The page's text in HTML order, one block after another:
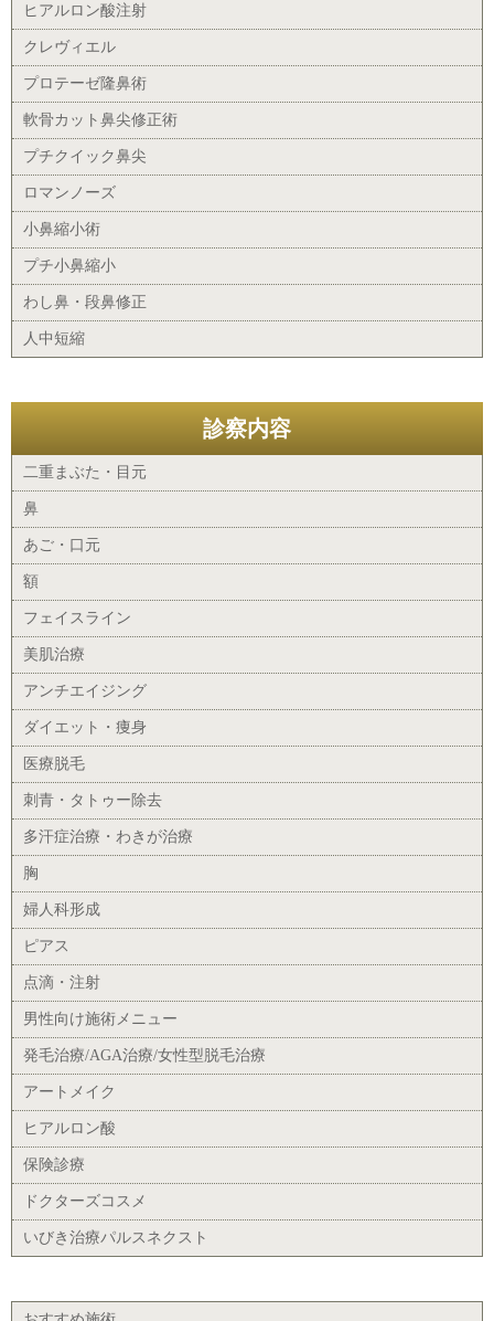
ヒアルロン酸注射
クレヴィエル
プロテーゼ隆鼻術
軟骨カット鼻尖修正術
プチクイック鼻尖
ロマンノーズ
小鼻縮小術
プチ小鼻縮小
わし鼻・段鼻修正
人中短縮
診察内容
二重まぶた・目元
鼻
あご・口元
額
フェイスライン
美肌治療
アンチエイジング
ダイエット・痩身
医療脱毛
刺青・タトゥー除去
多汗症治療・わきが治療
胸
婦人科形成
ピアス
点滴・注射
男性向け施術メニュー
発毛治療/AGA治療/女性型脱毛治療
アートメイク
ヒアルロン酸
保険診療
ドクターズコスメ
いびき治療パルスネクスト